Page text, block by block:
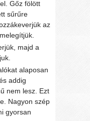
Gőz fölött
sűrűre
az
majd a
alaposan
addig
nem lesz. Ezt
Nagyon szép
gyorsan